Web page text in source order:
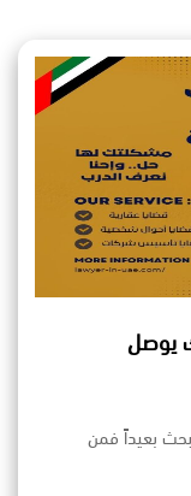
يوصل
بعيداً فمن